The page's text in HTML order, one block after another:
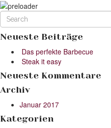
Neueste Beiträge
Das perfekte Barbecue
Steak it easy
Neueste Kommentare
Archiv
Januar 2017
Kategorien